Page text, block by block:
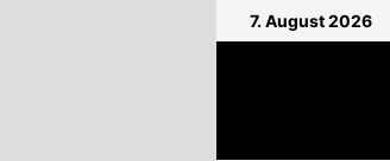
7. August 2026